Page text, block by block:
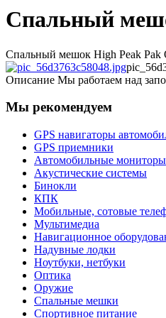
Спальный
Спальный мешок High Peak Pak
Описание Мы работаем над
Мы рекомендуем
GPS навигаторы
GPS приемники
Автомобильные мониторы
Акустические системы
Бинокли
КПК
Мобильные, сотовые
Мультимедиа
Навигационное
Надувные лодки
Ноутбуки, нетбуки
Оптика
Оружие
Спальные мешки
Спортивное питание